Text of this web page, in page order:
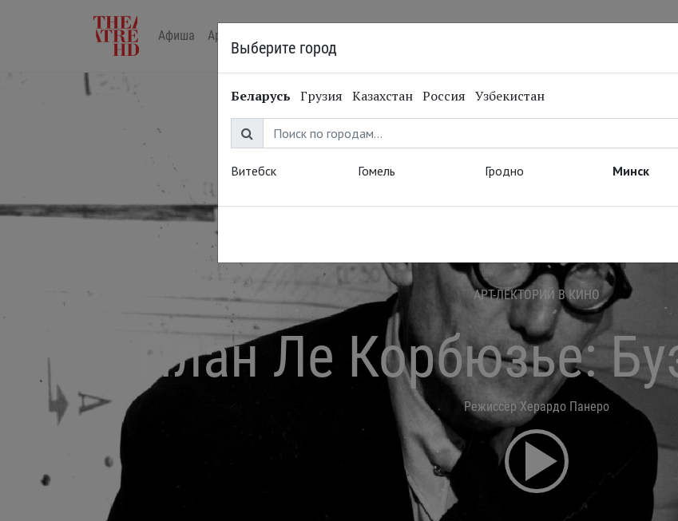
Афиша Арт-лекторий в кино
АРТ-ЛЕКТОРИЙ В КИНО
План Ле Корбюзье:
Режиссёр Херардо Панеро
Выберите город
Беларусь Грузия Казахстан Россия Узбекистан
Витебск Гомель Гродно Минск